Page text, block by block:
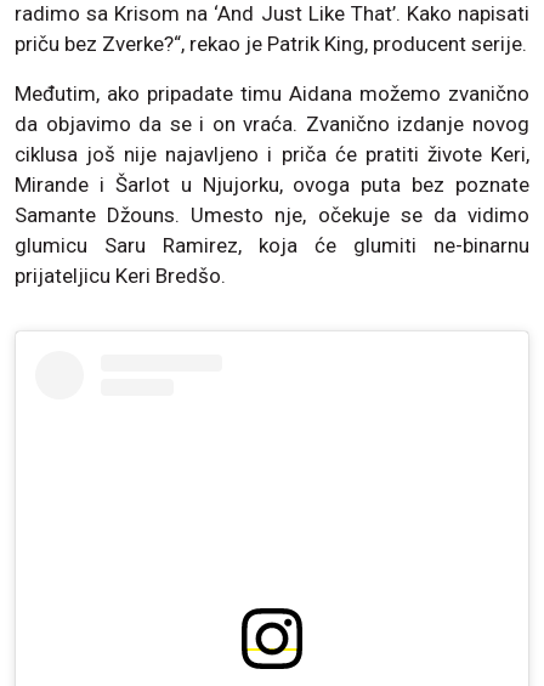
radimo sa Krisom na ‘And Just Like That’. Kako napisati
priču bez Zverke?“, rekao je Patrik King, producent serije.
Međutim, ako pripadate timu Aidana možemo zvanično
da objavimo da se i on vraća. Zvanično izdanje novog
ciklusa još nije najavljeno i priča će pratiti živote Keri,
Mirande i Šarlot u Njujorku, ovoga puta bez poznate
Samante Džouns. Umesto nje, očekuje se da vidimo
glumicu Saru Ramirez, koja će glumiti ne-binarnu
prijateljicu Keri Bredšo.